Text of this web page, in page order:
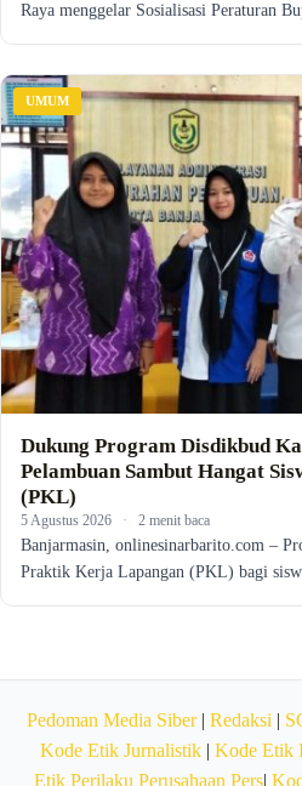
Raya menggelar Sosialisasi Peraturan
UMUM
Dukung Program Disdikbud
Pelambuan Sambut Hangat
(PKL)
5 Agustus 2026 · 2 menit baca
Banjarmasin, onlinesinarbarito.com –
Praktik Kerja Lapangan (PKL) bagi
Pedoman Media Siber| Redaksi |
Kode Etik Jurnalistik| Kode Etik
Etik Perilaku Perusahaan Pers|